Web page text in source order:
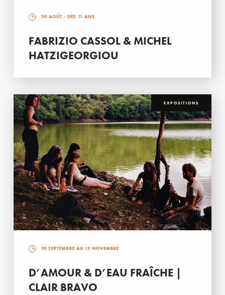
30 AOÛT - DÈS 11 ANS
FABRIZIO CASSOL & MICHEL
HATZIGEORGIOU
EXPOSITIONS
10 SEPTEMBRE AU 15 NOVEMBRE
D’AMOUR & D’EAU FRAÎCHE |
CLAIR BRAVO